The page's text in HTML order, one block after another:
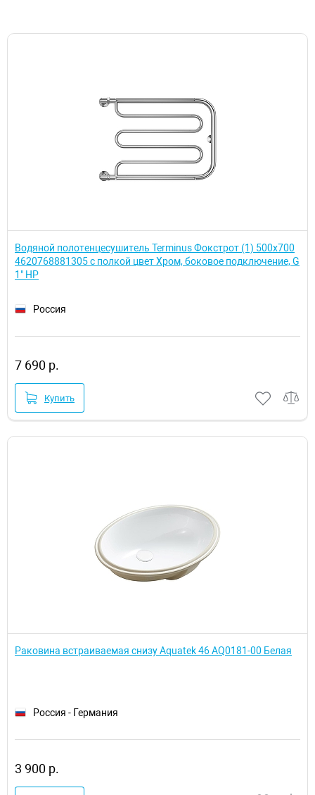
Водяной полотенцесушитель Terminus Фокстрот (1) 500x700
4620768881305 с полкой цвет Хром, боковое подключение, G
1" НР
Россия
7 690 р.
Купить
Раковина встраиваемая снизу Aquatek 46 AQ0181-00 Белая
Россия - Германия
3 900 р.